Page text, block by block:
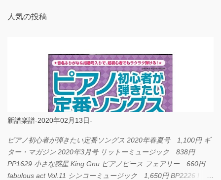
人気の投稿
新譜楽譜-2020年02月13日-
ピアノ初心者が弾きたい定番ソングス 2020年春夏号 1,100円 ギ
ター・マガジン 2020年3月号 リットーミュージック 838円
PP1629 小さな惑星 King Gnu ピアノピース フェアリー 660円
fabulous act Vol.11 シンコーミュージック 1,650円 BP2226 I